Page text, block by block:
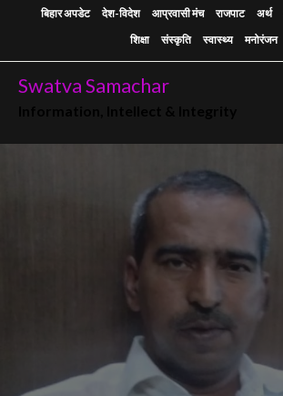
बिहार अपडेट देश-विदेश आप्रवासी मंच राजपाट अर्थ
शिक्षा
संस्कृति स्वास्थ्य मनोरंजन
Swatva Samachar